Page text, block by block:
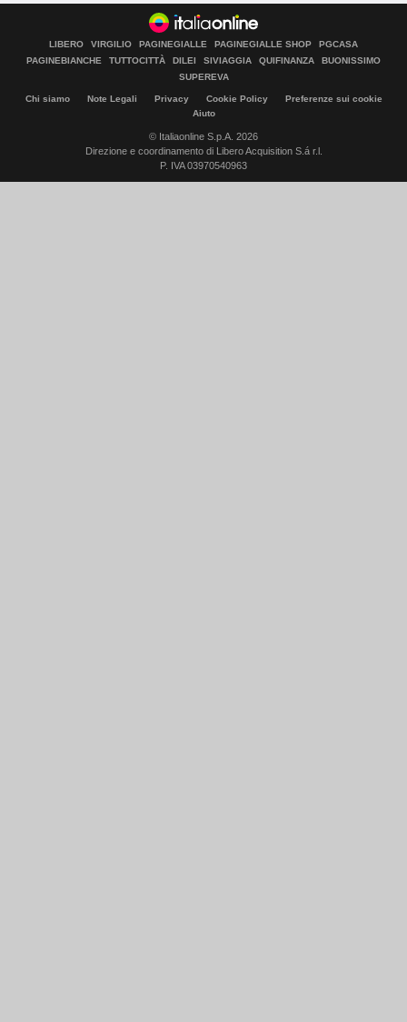
LIBERO VIRGILIO PAGINEGIALLE PAGINEGIALLE SHOP
PGCASA
PAGINEBIANCHE
TUTTOCITTÀ DILEI SIVIAGGIA QUIFINANZA
BUONISSIMO
SUPEREVA
Chi siamo Note Legali Privacy Cookie Policy
Preferenze sui cookie
Aiuto
© Italiaonline S.p.A. 2026
Direzione e coordinamento di Libero Acquisition S.á r.l.
P. IVA 03970540963